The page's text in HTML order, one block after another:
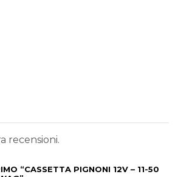
recensioni.
“CASSETTA PIGNONI 12V – 11-50